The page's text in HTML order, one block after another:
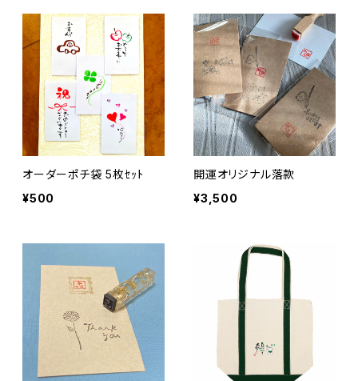
オーダーポチ袋 5枚ｾｯﾄ
¥500
開運オリジナル落款
¥3,500